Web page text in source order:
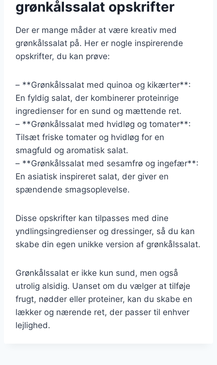
grønkålssalat opskrifter
Der er mange måder at være kreativ med
grønkålssalat på. Her er nogle inspirerende
opskrifter, du kan prøve:
– **Grønkålssalat med quinoa og kikærter**:
En fyldig salat, der kombinerer proteinrige
ingredienser for en sund og mættende ret.
– **Grønkålssalat med hvidløg og tomater**:
Tilsæt friske tomater og hvidløg for en
smagfuld og aromatisk salat.
– **Grønkålssalat med sesamfrø og ingefær**:
En asiatisk inspireret salat, der giver en
spændende smagsoplevelse.
Disse opskrifter kan tilpasses med dine
yndlingsingredienser og dressinger, så du kan
skabe din egen unikke version af grønkålssalat.
Grønkålssalat er ikke kun sund, men også
utrolig alsidig. Uanset om du vælger at tilføje
frugt, nødder eller proteiner, kan du skabe en
lækker og nærende ret, der passer til enhver
lejlighed.